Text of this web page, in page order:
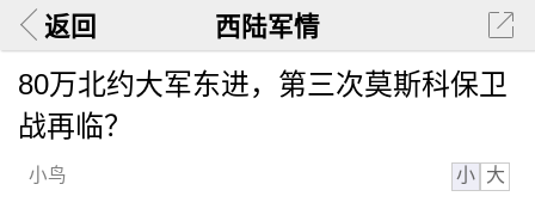
返回 西陆军情
80万北约大军东进，第三次莫斯科保卫
战再临？
小鸟 小 大